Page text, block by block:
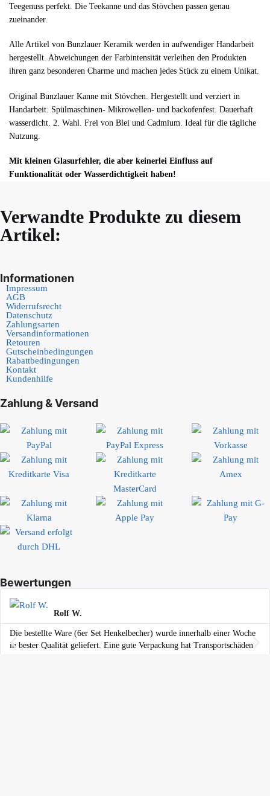
Teegenuss perfekt. Die Teekanne und das Stövchen passen genau
zueinander.
Alle Artikel von Bunzlauer Keramik werden in aufwendiger Handarbeit
hergestellt. Abweichungen der Farbintensität verleihen den Produkten
ihren ganz besonderen Charme und machen jedes Stück zu einem Unikat.
Original Bunzlauer Kanne mit Stövchen. Hergestellt und verziert in
Handarbeit. Spülmaschinen- Mikrowellen- und backofenfest. Dauerhaft
wasserdicht. 2. Wahl. Frei von Blei und Cadmium. Ideal für die tägliche
Nutzung.
Mit kleinen Glasurfehler, die aber keinerlei Einfluss auf
Funktionalität oder Wasserdichtigkeit haben!
Verwandte Produkte zu diesem
Artikel:
Informationen
Impressum
AGB
Widerrufsrecht
Datenschutz
Zahlungsarten
Versandinformationen
Retouren
Gutscheinbedingungen
Rabattbedingungen
Kontakt
Kundenhilfe
Zahlung & Versand
Bewertungen
Rolf W.
Die bestellte Ware (6er Set Henkelbecher) wurde innerhalb einer Woche
in bester Qualität geliefert. Eine gute Verpackung hat Transportschäden